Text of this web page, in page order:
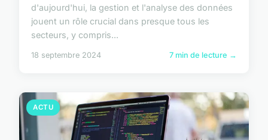
d'aujourd'hui, la gestion et l'analyse des données
jouent un rôle crucial dans presque tous les
secteurs, y compris...
18 septembre 2024 7 min de lecture →
ACTU